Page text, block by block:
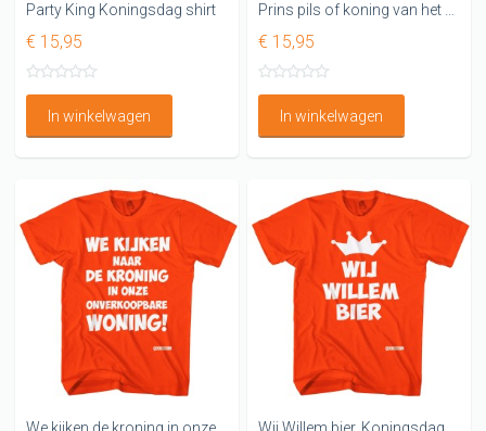
Party King Koningsdag shirt
€ 15,95
In winkelwagen
€ 15,95
In winkelwagen